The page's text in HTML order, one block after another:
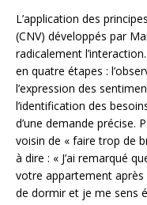
L’application des
(CNV) développés par
radicalement
en quatre étapes :
l’expression des
l’identification des
d’une demande précise.
voisin de « faire trop de
à dire : « J’ai remarqué
votre appartement après
de dormir et je me sens